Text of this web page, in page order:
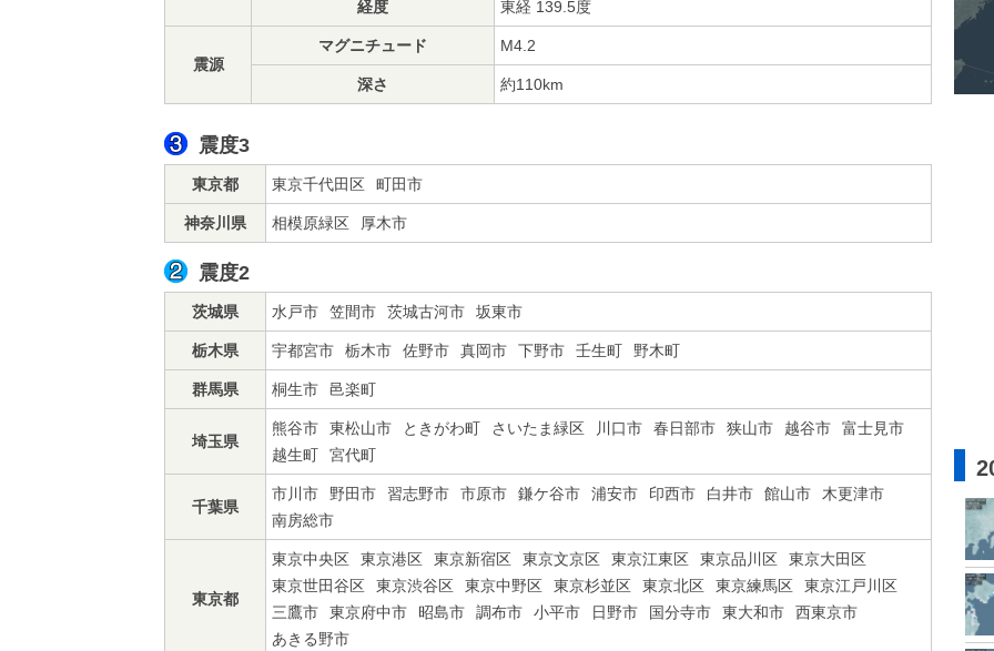
経度 東経 139.5度
震源
マグニチュード M4.2
深さ 約110km
震度3
東京都 東京千代田区 町田市
神奈川県 相模原緑区 厚木市
震度2
茨城県 水戸市 笠間市 茨城古河市 坂東市
栃木県 宇都宮市 栃木市 佐野市 真岡市 下野市 壬生町 野木町
群馬県 桐生市 邑楽町
埼玉県
熊谷市 東松山市 ときがわ町 さいたま緑区 川口市 春日部市 狭山市 越谷市
富士見市
越生町
宮代町
千葉県
市川市 野田市 習志野市 市原市 鎌ケ谷市 浦安市 印西市 白井市 館山市
木更津市
南房総市
東京都
東京中央区 東京港区 東京新宿区 東京文京区 東京江東区 東京品川区
東京大田区
東京世田谷区
東京渋谷区 東京中野区 東京杉並区 東京北区 東京練馬区
東京江戸川区
三鷹市
東京府中市 昭島市 調布市 小平市 日野市 国分寺市 東大和市
西東京市
あきる野市